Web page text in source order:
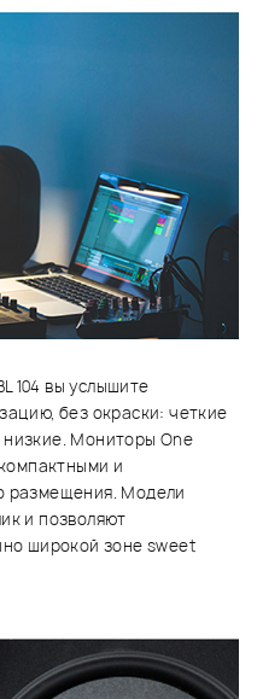
104 вы услышите
без окраски: четкие
Мониторы One
и
размещения. Модели
и позволяют
широкой зоне sweet